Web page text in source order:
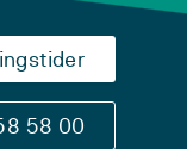
58 00